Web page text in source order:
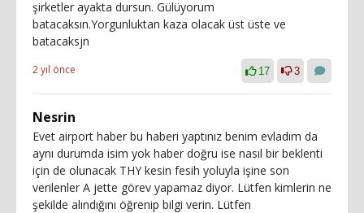
şirketler ayakta dursun. Gülüyorum
batacaksın.Yorgunluktan kaza olacak üst üste ve
batacaksjn
2 yıl önce 17 3
Nesrin
Evet airport haber bu haberi yaptınız benim evladım da
aynı durumda isim yok haber doğru ise nasıl bir beklenti
için de olunacak THY kesin fesih yoluyla işine son
verilenler A jette görev yapamaz diyor. Lütfen kimlerin ne
şekilde alındığını öğrenip bilgi verin. Lütfen